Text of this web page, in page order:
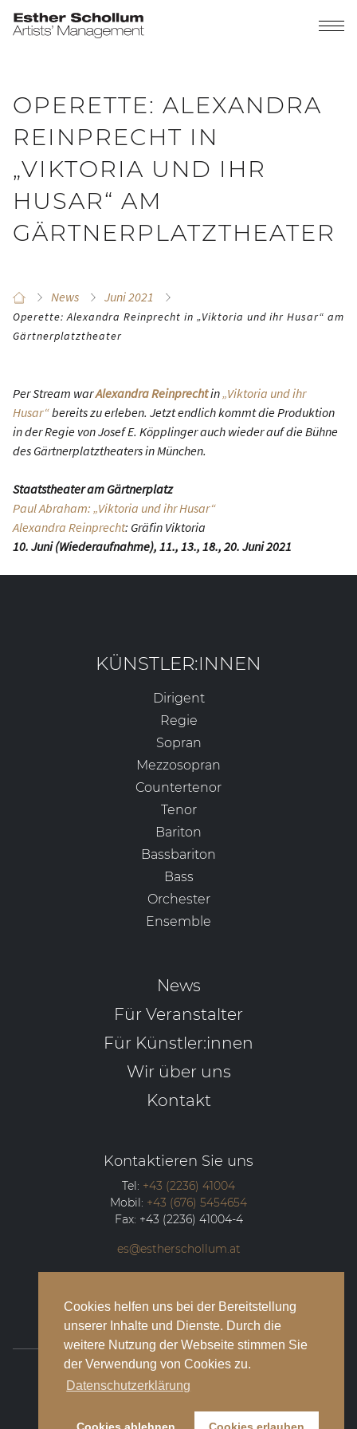
Cookies helfen uns bei der Bereitstellung
unserer Inhalte und Dienste. Durch die
weitere Nutzung der Webseite stimmen Sie
der Verwendung von Cookies zu.
Datenschutzerklärung
OPERETTE: ALEXANDRA
REINPRECHT IN
„VIKTORIA UND IHR
HUSAR“ AM
GÄRTNERPLATZTHEATER
News Juni 2021
Operette: Alexandra Reinprecht in „Viktoria und ihr Husar“ am
Gärtnerplatztheater
Per Stream warAlexandra Reinprechtin„Viktoria und ihr
Husar“bereits zu erleben. Jetzt endlich kommt die Produktion
in der Regie von Josef E. Köpplinger auch wieder auf die Bühne
des Gärtnerplatztheaters in München.
Staatstheater am Gärtnerplatz
Paul Abraham: „Viktoria und ihr Husar“
Alexandra Reinprecht: Gräfin Viktoria
10. Juni (Wiederaufnahme), 11., 13., 18., 20. Juni 2021
KÜNSTLER:INNEN
Dirigent
Regie
Sopran
Mezzosopran
Countertenor
Tenor
Bariton
Bassbariton
Bass
Orchester
Ensemble
News
Für Veranstalter
Für Künstler:innen
Wir über uns
Kontakt
Kontaktieren Sie uns
Tel: +43 (2236) 41004
Mobil: +43 (676) 5454654
Fax: +43 (2236) 41004-4
es@estherschollum.at
2340 Mödling
Impressum